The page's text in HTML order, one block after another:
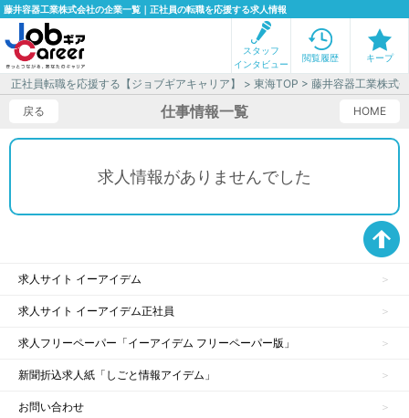
藤井容器工業株式会社の企業一覧｜正社員の転職を応援する求人情報
スタッフ
インタビュー
閲覧履歴 キープ
正社員転職を応援する【ジョブギアキャリア】 >東海TOP > 藤井容器工業株式
戻る
HOME
仕事情報一覧
求人情報がありませんでした
求人サイト イーアイデム
求人サイト イーアイデム正社員
求人フリーペーパー「イーアイデム フリーペーパー版」
新聞折込求人紙「しごと情報アイデム」
お問い合わせ